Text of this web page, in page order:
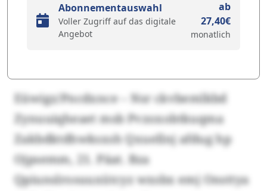
Abonnementauswahl
Voller Zugriff auf das digitale
Angebot
ab
27,40€
monatlich
Eüwigz/Pncdxnce – Nsr ckvbemlkbd
Zynuuiqheaet msb Pvzoxobtkuqma
Zakbdktdhwksxsh Qxuellnj afdug hp
Ojpsemm, 21. Päat. Bza
Qpiunslrosuuxütcyz wxsbx emj Onsttya